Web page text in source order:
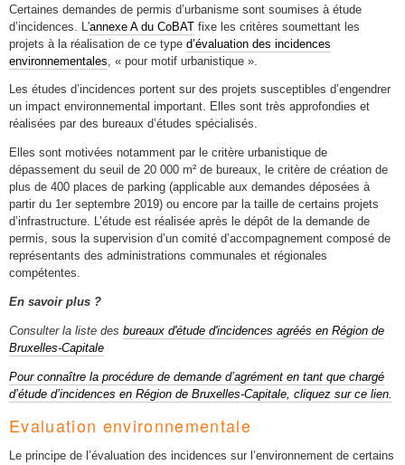
Certaines demandes de permis d’urbanisme sont soumises à étude
d’incidences. L'annexe A du CoBAT fixe les critères soumettant les
projets à la réalisation de ce type d’évaluation des incidences
environnementales , « pour motif urbanistique ».
Les études d’incidences portent sur des projets susceptibles d’engendrer
un impact environnemental important. Elles sont très approfondies et
réalisées par des bureaux d’études spécialisés.
Elles sont motivées notamment par le critère urbanistique de
dépassement du seuil de 20 000 m² de bureaux, le critère de création de
plus de 400 places de parking (applicable aux demandes déposées à
partir du 1er septembre 2019) ou encore par la taille de certains projets
d’infrastructure. L’étude est réalisée après le dépôt de la demande de
permis, sous la supervision d’un comité d’accompagnement composé de
représentants des administrations communales et régionales
compétentes.
En savoir plus ?
Consulter la liste des bureaux d'étude d'incidences agréés en Région de
Bruxelles-Capitale
Pour connaître la procédure de demande d’agrément en tant que chargé
d’étude d’incidences en Région de Bruxelles-Capitale, cliquez sur ce lien.
Evaluation environnementale
Le principe de l’évaluation des incidences sur l’environnement de certains